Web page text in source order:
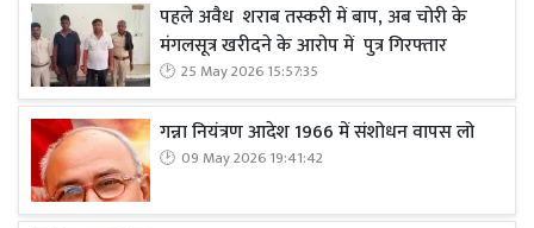
पहले अवैध शराब तस्करी में बाप, अब चोरी के
मंगलसूत्र खरीदने के आरोप में पुत्र गिरफ्तार
25 May 2026 15:57:35
गन्ना नियंत्रण आदेश 1966 में संशोधन वापस लो
09 May 2026 19:41:42